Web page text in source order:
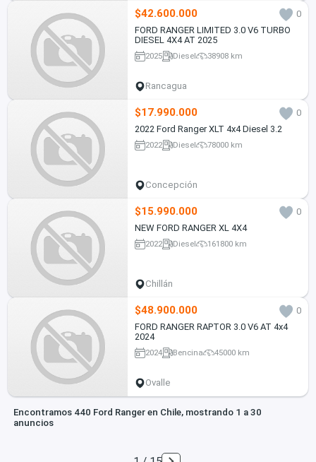
$42.600.000
0
FORD RANGER LIMITED 3.0 V6 TURBO
DIESEL 4X4 AT 2025
2025 Diesel 38908 km
Rancagua
$17.990.000
0
2022 Ford Ranger XLT 4x4 Diesel 3.2
2022 Diesel 78000 km
Concepción
$15.990.000
0
NEW FORD RANGER XL 4X4
2022 Diesel 161800 km
Chillán
$48.900.000
0
FORD RANGER RAPTOR 3.0 V6 AT 4x4
2024
2024 Bencina 45000 km
Ovalle
Encontramos 440 Ford Ranger en Chile, mostrando 1 a 30
anuncios